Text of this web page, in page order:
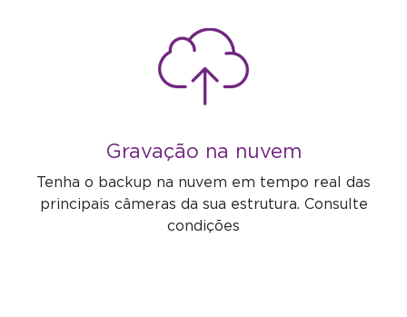
Gravação na nuvem
Tenha o backup na nuvem em tempo real das
principais câmeras da sua estrutura. Consulte
condições